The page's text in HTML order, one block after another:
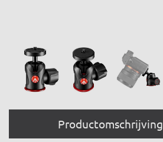
Productomschrijving